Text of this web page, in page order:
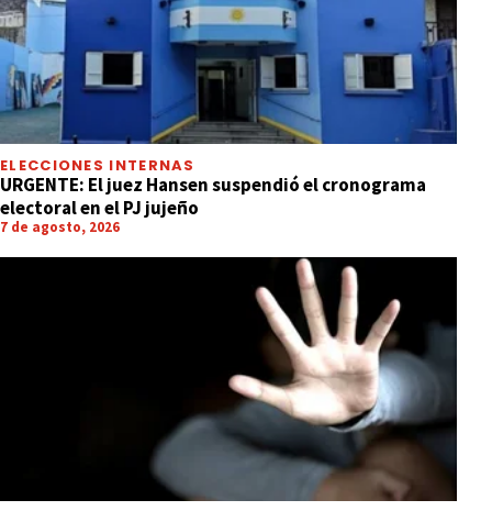
ELECCIONES INTERNAS
URGENTE: El juez Hansen suspendió el cronograma
electoral en el PJ jujeño
7 de agosto, 2026